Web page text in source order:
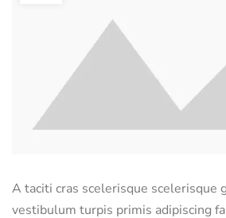
A taciti cras scelerisque scelerisque
vestibulum turpis primis adipiscing